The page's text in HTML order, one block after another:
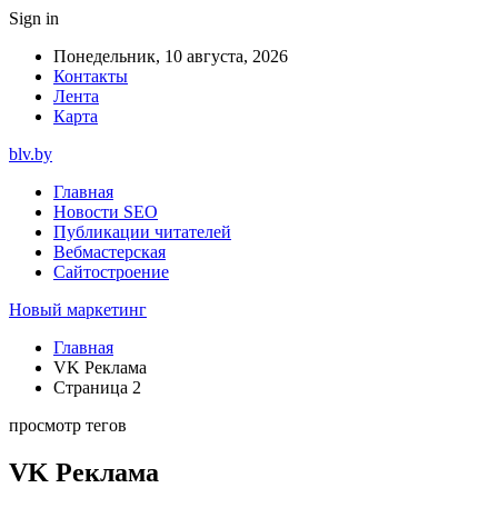
Sign in
Понедельник, 10 августа, 2026
Контакты
Лента
Карта
blv.by
Главная
Новости SEO
Публикации читателей
Вебмастерская
Сайтостроение
Новый маркетинг
Главная
VK Реклама
Страница 2
просмотр тегов
VK Реклама